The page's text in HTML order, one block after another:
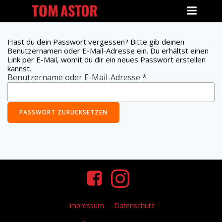
springen
Hast du dein Passwort vergessen? Bitte gib deinen
Benutzernamen oder E-Mail-Adresse ein. Du erhältst einen
Link per E-Mail, womit du dir ein neues Passwort erstellen
kannst.
Benutzername oder E-Mail-Adresse *
PASSWORT ZURÜCKSETZEN
Impressum Datenschutz